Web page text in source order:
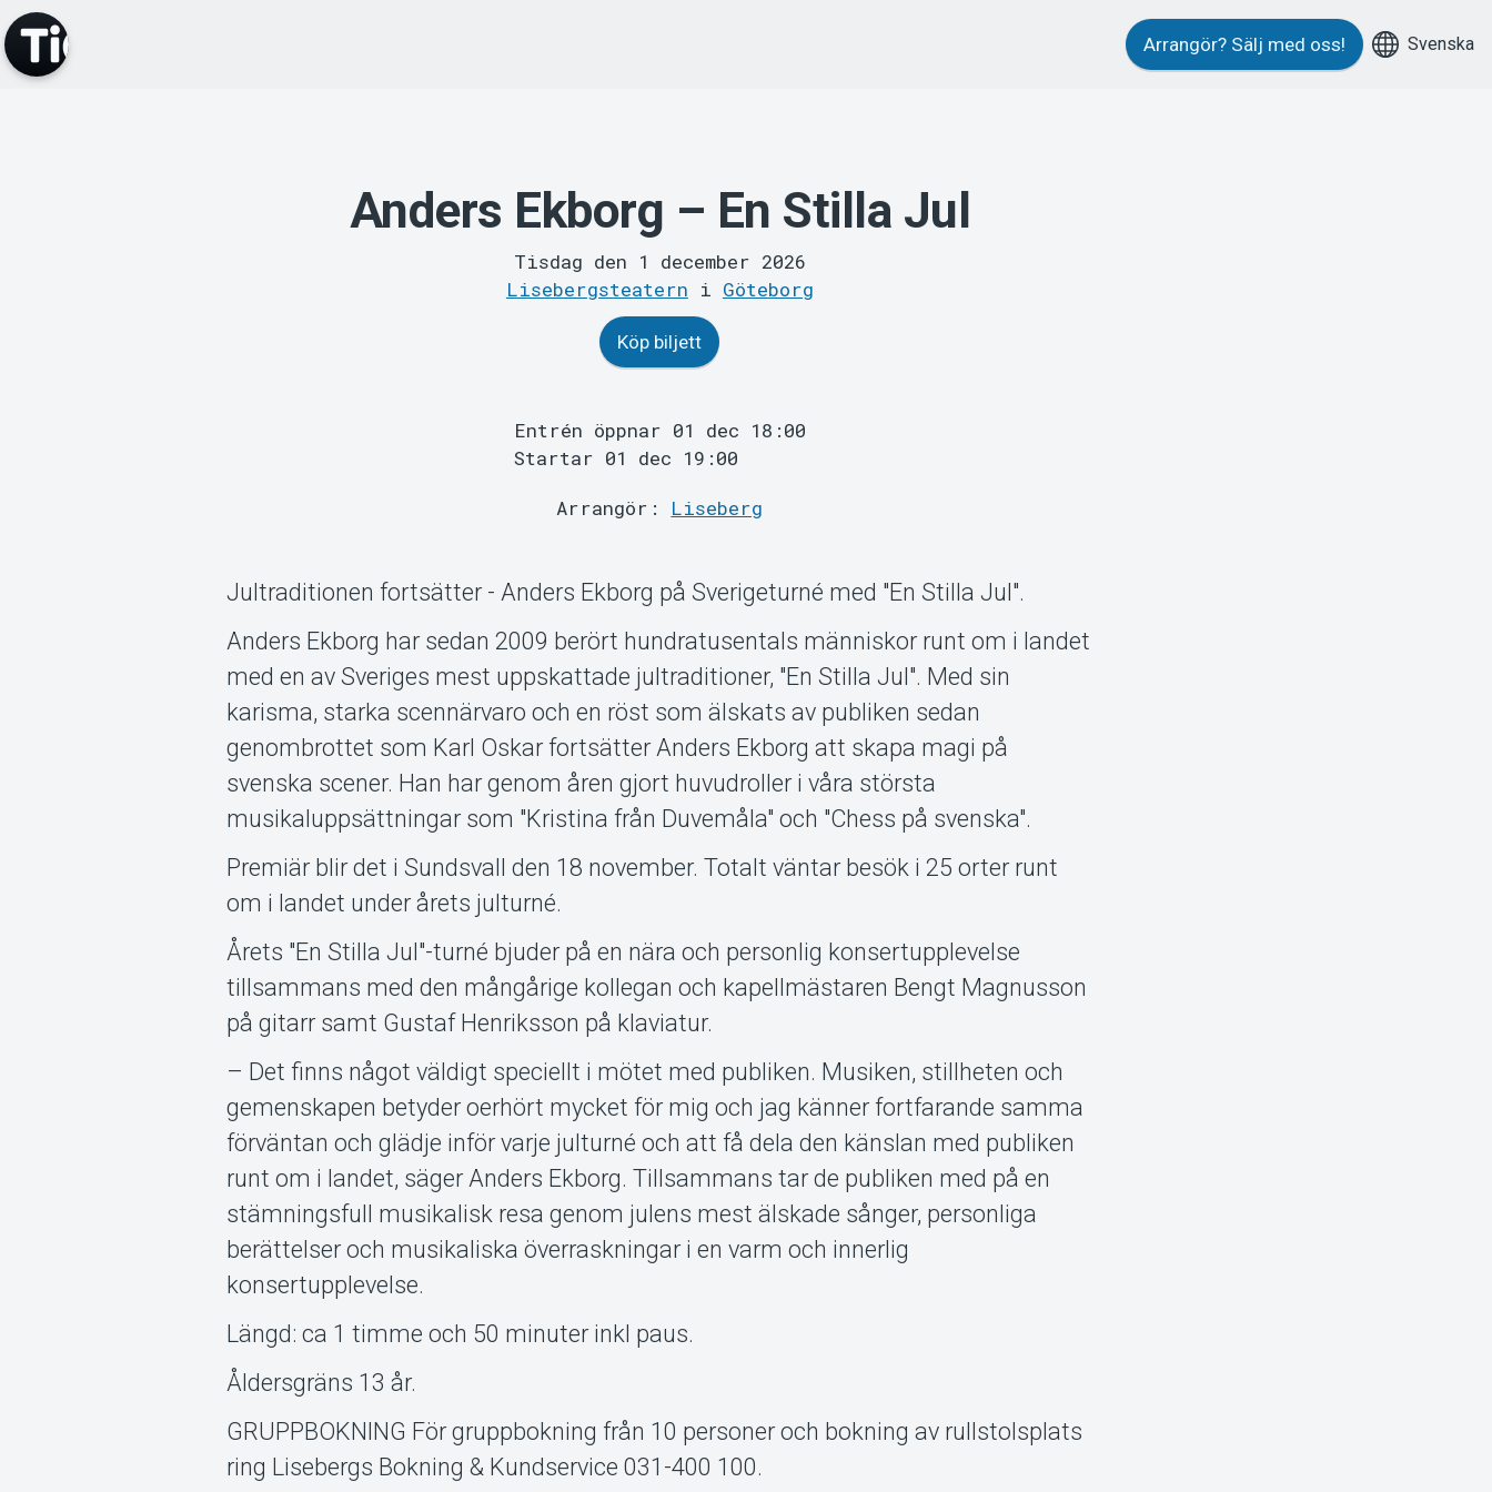
Arrangör? Sälj med oss! Svenska
Anders Ekborg – En Stilla Jul
Tisdag den 1 december 2026
Lisebergsteatern i Göteborg
Köp biljett
Entrén öppnar 01 dec 18:00
Startar 01 dec 19:00
Arrangör: Liseberg
Jultraditionen fortsätter - Anders Ekborg på Sverigeturné med "En Stilla Jul".
Anders Ekborg har sedan 2009 berört hundratusentals människor runt om i landet
med en av Sveriges mest uppskattade jultraditioner, "En Stilla Jul". Med sin
karisma, starka scennärvaro och en röst som älskats av publiken sedan
genombrottet som Karl Oskar fortsätter Anders Ekborg att skapa magi på
svenska scener. Han har genom åren gjort huvudroller i våra största
musikaluppsättningar som "Kristina från Duvemåla" och "Chess på svenska".
Premiär blir det i Sundsvall den 18 november. Totalt väntar besök i 25 orter runt
om i landet under årets julturné.
Årets "En Stilla Jul"-turné bjuder på en nära och personlig konsertupplevelse
tillsammans med den mångårige kollegan och kapellmästaren Bengt Magnusson
på gitarr samt Gustaf Henriksson på klaviatur.
– Det finns något väldigt speciellt i mötet med publiken. Musiken, stillheten och
gemenskapen betyder oerhört mycket för mig och jag känner fortfarande samma
förväntan och glädje inför varje julturné och att få dela den känslan med publiken
runt om i landet, säger Anders Ekborg. Tillsammans tar de publiken med på en
stämningsfull musikalisk resa genom julens mest älskade sånger, personliga
berättelser och musikaliska överraskningar i en varm och innerlig
konsertupplevelse.
Längd: ca 1 timme och 50 minuter inkl paus.
Åldersgräns 13 år.
GRUPPBOKNING För gruppbokning från 10 personer och bokning av rullstolsplats
ring Lisebergs Bokning & Kundservice 031-400 100.